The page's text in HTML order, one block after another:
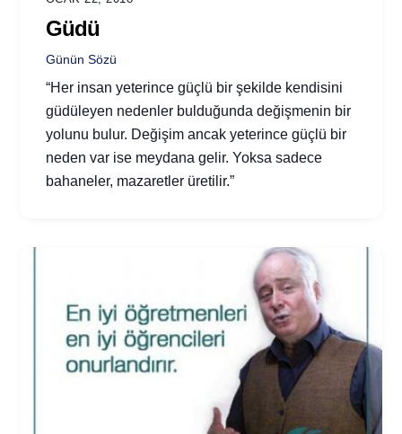
Güdü
Günün Sözü
“Her insan yeterince güçlü bir şekilde kendisini
güdüleyen nedenler bulduğunda değişmenin bir
yolunu bulur. Değişim ancak yeterince güçlü bir
neden var ise meydana gelir. Yoksa sadece
bahaneler, mazaretler üretilir.”